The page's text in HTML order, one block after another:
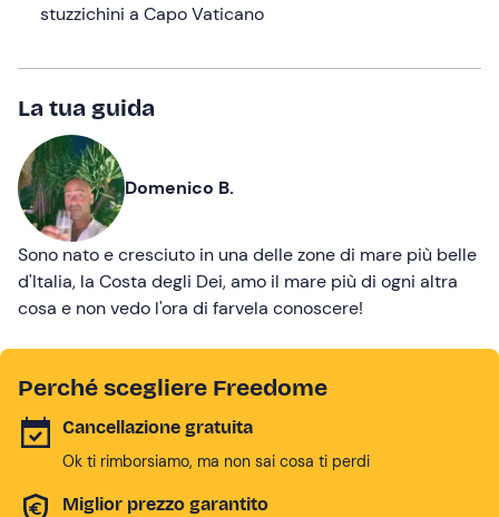
stuzzichini a Capo Vaticano
La tua guida
Domenico B.
Sono nato e cresciuto in una delle zone di mare più belle
d'Italia, la Costa degli Dei, amo il mare più di ogni altra
cosa e non vedo l'ora di farvela conoscere!
Perché scegliere Freedome
Cancellazione gratuita
Ok ti rimborsiamo, ma non sai cosa ti perdi
Miglior prezzo garantito